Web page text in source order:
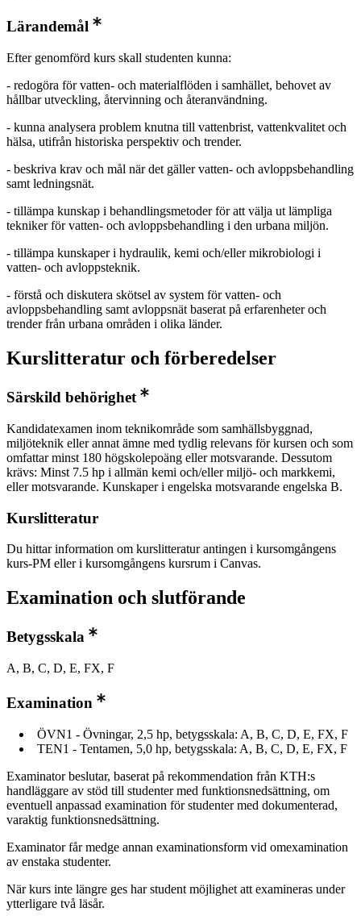
Lärandemål
Efter genomförd kurs skall studenten kunna:
- redogöra för vatten- och materialflöden i samhället, behovet av
hållbar utveckling, återvinning och återanvändning.
- kunna analysera problem knutna till vattenbrist, vattenkvalitet och
hälsa, utifrån historiska perspektiv och trender.
- beskriva krav och mål när det gäller vatten- och avloppsbehandling
samt ledningsnät.
- tillämpa kunskap i behandlingsmetoder för att välja ut lämpliga
tekniker för vatten- och avloppsbehandling i den urbana miljön.
- tillämpa kunskaper i hydraulik, kemi och/eller mikrobiologi i
vatten- och avloppsteknik.
- förstå och diskutera skötsel av system för vatten- och
avloppsbehandling samt avloppsnät baserat på erfarenheter och
trender från urbana områden i olika länder.
Kurslitteratur och förberedelser
Särskild behörighet
Kandidatexamen inom teknikområde som samhällsbyggnad,
miljöteknik eller annat ämne med tydlig relevans för kursen och som
omfattar minst 180 högskolepoäng eller motsvarande. Dessutom
krävs: Minst 7.5 hp i allmän kemi och/eller miljö- och markkemi,
eller motsvarande. Kunskaper i engelska motsvarande engelska B.
Kurslitteratur
Du hittar information om kurslitteratur antingen i kursomgångens
kurs-PM eller i kursomgångens kursrum i Canvas.
Examination och slutförande
Betygsskala
A, B, C, D, E, FX, F
Examination
ÖVN1 - Övningar, 2,5 hp, betygsskala: A, B, C, D, E, FX, F
TEN1 - Tentamen, 5,0 hp, betygsskala: A, B, C, D, E, FX, F
Examinator beslutar, baserat på rekommendation från KTH:s
handläggare av stöd till studenter med funktionsnedsättning, om
eventuell anpassad examination för studenter med dokumenterad,
varaktig funktionsnedsättning.
Examinator får medge annan examinationsform vid omexamination
av enstaka studenter.
När kurs inte längre ges har student möjlighet att examineras under
ytterligare två läsår.